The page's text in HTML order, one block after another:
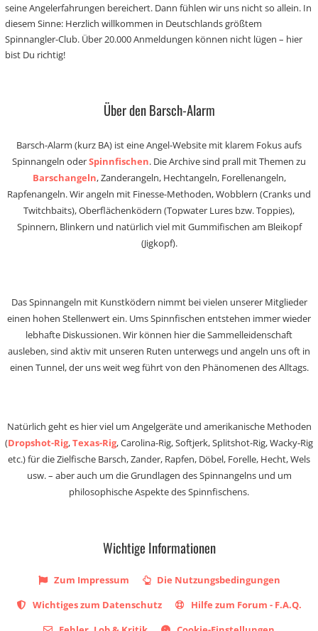
seine Angelerfahrungen bereichert. Dann fühlen wir uns nicht so allein. In
diesem Sinne: Herzlich willkommen in Deutschlands größtem
Spinnangler-Club. Über 20.000 Anmeldungen können nicht lügen – hier
bist Du richtig!
Über den Barsch-Alarm
Barsch-Alarm (kurz BA) ist eine Angel-Website mit klarem Fokus aufs
Spinnangeln oderSpinnfischen. Die Archive sind prall mit Themen zu
Barschangeln, Zanderangeln, Hechtangeln, Forellenangeln,
Rapfenangeln. Wir angeln mit Finesse-Methoden, Wobblern (Cranks und
Twitchbaits), Oberflächenködern (Topwater Lures bzw. Toppies),
Spinnern, Blinkern und natürlich viel mit Gummifischen am Bleikopf
(Jigkopf).
Das Spinnangeln mit Kunstködern nimmt bei vielen unserer Mitglieder
einen hohen Stellenwert ein. Ums Spinnfischen entstehen immer wieder
lebhafte Diskussionen. Wir können hier die Sammelleidenschaft
ausleben, sind aktiv mit unseren Ruten unterwegs und angeln uns oft in
einen Tunnel, der uns weit weg führt von den Phänomenen des Alltags.
Natürlich geht es hier viel um Angelgeräte und amerikanische Methoden
(Dropshot-Rig,Texas-Rig, Carolina-Rig, Softjerk, Splitshot-Rig, Wacky-Rig
etc.) für die Zielfische Barsch, Zander, Rapfen, Döbel, Forelle, Hecht, Wels
usw. – aber auch um die Grundlagen des Spinnangelns und um
philosophische Aspekte des Spinnfischens.
Wichtige Informationen
Zum Impressum
Die Nutzungsbedingungen
Wichtiges zum Datenschutz
Hilfe zum Forum - F.A.Q.